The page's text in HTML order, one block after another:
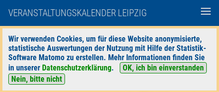
VERANSTALTUNGSKALENDER LEIPZIG
Wir verwenden Cookies, um für diese Website anonymisierte,
statistische Auswertungen der Nutzung mit Hilfe der Statistik-
Software Matomo zu erstellen. Mehr Informationen finden Sie
in unserer Datenschutzerklärung.
OK, ich bin einverstanden
Nein, bitte nicht